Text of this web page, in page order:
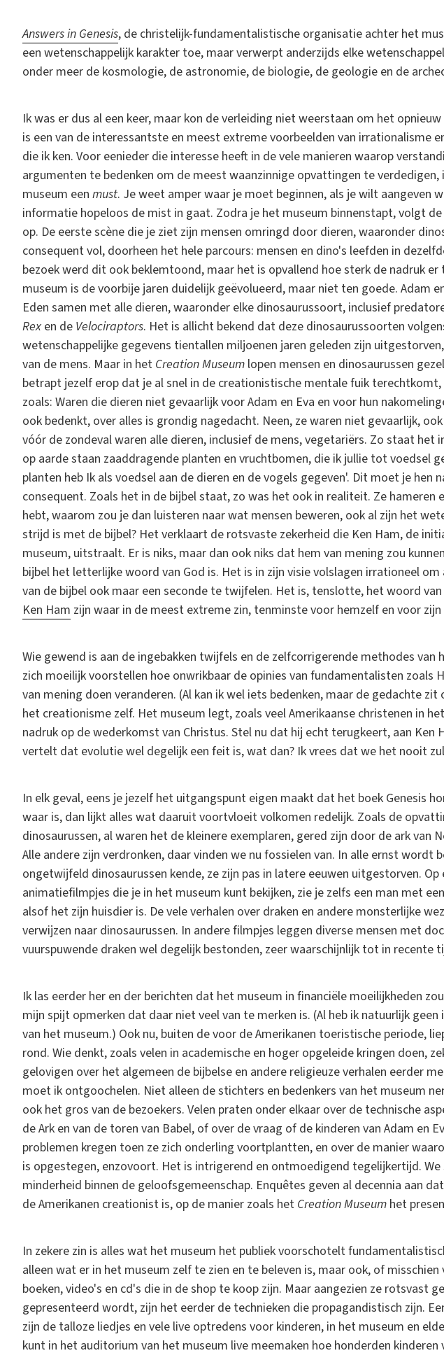
Answers in Genesis, de christelijk-fundamentalistische organisatie achter het
een wetenschappelijk karakter toe, maar verwerpt anderzijds elke
onder meer de kosmologie, de astronomie, de biologie, de geologie en de
Ik was er dus al een keer, maar kon de verleiding niet weerstaan om het
is een van de interessantste en meest extreme voorbeelden van irrationalisme
die ik ken. Voor eenieder die interesse heeft in de vele manieren waarop
argumenten te bedenken om de meest waanzinnige opvattingen te verdedigen,
museum een must. Je weet amper waar je moet beginnen, als je wilt aangeven
informatie hopeloos de mist in gaat. Zodra je het museum binnenstapt, volgt
op. De eerste scène die je ziet zijn mensen omringd door dieren, waaronder
consequent vol, doorheen het hele parcours: mensen en dino's leefden in
bezoek werd dit ook beklemtoond, maar het is opvallend hoe sterk de nadruk
museum is de voorbije jaren duidelijk geëvolueerd, maar niet ten goede. Adam
Eden samen met alle dieren, waaronder elke dinosaurussoort, inclusief
Rex en de Velociraptors. Het is allicht bekend dat deze dinosaurussoorten
wetenschappelijke gegevens tientallen miljoenen jaren geleden zijn
van de mens. Maar in het Creation Museum lopen mensen en dinosaurussen
betrapt jezelf erop dat je al snel in de creationistische mentale fuik
zoals: Waren die dieren niet gevaarlijk voor Adam en Eva en voor hun
ook bedenkt, over alles is grondig nagedacht. Neen, ze waren niet gevaarlijk,
vóór de zondeval waren alle dieren, inclusief de mens, vegetariërs. Zo staat het
op aarde staan zaaddragende planten en vruchtbomen, die ik jullie tot voedsel
planten heb Ik als voedsel aan de dieren en de vogels gegeven'. Dit moet je hen
consequent. Zoals het in de bijbel staat, zo was het ook in realiteit. Ze hameren
hebt, waarom zou je dan luisteren naar wat mensen beweren, ook al zijn het
strijd is met de bijbel? Het verklaart de rotsvaste zekerheid die Ken Ham, de
museum, uitstraalt. Er is niks, maar dan ook niks dat hem van mening zou
bijbel het letterlijke woord van God is. Het is in zijn visie volslagen irrationeel
van de bijbel ook maar een seconde te twijfelen. Het is, tenslotte, het woord van
Ken Ham zijn waar in de meest extreme zin, tenminste voor hemzelf en voor
Wie gewend is aan de ingebakken twijfels en de zelfcorrigerende methodes van
zich moeilijk voorstellen hoe onwrikbaar de opinies van fundamentalisten zoals
van mening doen veranderen. (Al kan ik wel iets bedenken, maar de gedachte
het creationisme zelf. Het museum legt, zoals veel Amerikaanse christenen in
nadruk op de wederkomst van Christus. Stel nu dat hij echt terugkeert, aan Ken
vertelt dat evolutie wel degelijk een feit is, wat dan? Ik vrees dat we het nooit
In elk geval, eens je jezelf het uitgangspunt eigen maakt dat het boek Genesis
waar is, dan lijkt alles wat daaruit voortvloeit volkomen redelijk. Zoals de
dinosaurussen, al waren het de kleinere exemplaren, gered zijn door de ark van
Alle andere zijn verdronken, daar vinden we nu fossielen van. In alle ernst wordt
ongetwijfeld dinosaurussen kende, ze zijn pas in latere eeuwen uitgestorven. Op
animatiefilmpjes die je in het museum kunt bekijken, zie je zelfs een man met
alsof het zijn huisdier is. De vele verhalen over draken en andere monsterlijke
verwijzen naar dinosaurussen. In andere filmpjes leggen diverse mensen met
vuurspuwende draken wel degelijk bestonden, zeer waarschijnlijk tot in recente
Ik las eerder her en der berichten dat het museum in financiële moeilijkheden
mijn spijt opmerken dat daar niet veel van te merken is. (Al heb ik natuurlijk
van het museum.) Ook nu, buiten de voor de Amerikanen toeristische periode,
rond. Wie denkt, zoals velen in academische en hoger opgeleide kringen doen,
gelovigen over het algemeen de bijbelse en andere religieuze verhalen eerder
moet ik ontgoochelen. Niet alleen de stichters en bedenkers van het museum
ook het gros van de bezoekers. Velen praten onder elkaar over de technische
de Ark en van de toren van Babel, of over de vraag of de kinderen van Adam en
problemen kregen toen ze zich onderling voortplantten, en over de manier
is opgestegen, enzovoort. Het is intrigerend en ontmoedigend tegelijkertijd. We
minderheid binnen de geloofsgemeenschap. Enquêtes geven al decennia aan
de Amerikanen creationist is, op de manier zoals het Creation Museum het
In zekere zin is alles wat het museum het publiek voorschotelt
alleen wat er in het museum zelf te zien en te beleven is, maar ook, of
boeken, video's en cd's die in de shop te koop zijn. Maar aangezien ze rotsvast
gepresenteerd wordt, zijn het eerder de technieken die propagandistisch zijn.
zijn de talloze liedjes en vele live optredens voor kinderen, in het museum en
kunt in het auditorium van het museum live meemaken hoe honderden